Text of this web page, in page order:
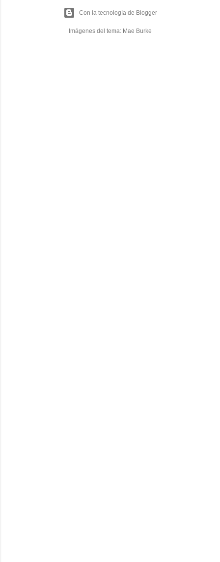
Con la tecnología de Blogger
Imágenes del tema: Mae Burke